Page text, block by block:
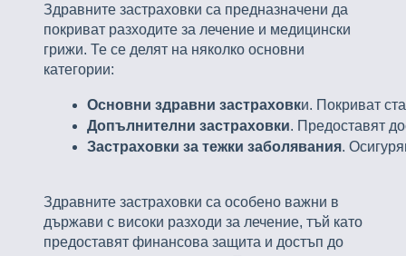
Здравните застраховки са предназначени да
покриват разходите за лечение и медицински
грижи. Те се делят на няколко основни
категории:
Основни здравни застраховки. Покриват
Допълнителни застраховки. Предоставят
Застраховки за тежки заболявания.
Здравните застраховки са особено важни в
държави с високи разходи за лечение, тъй като
предоставят финансова защита и достъп до